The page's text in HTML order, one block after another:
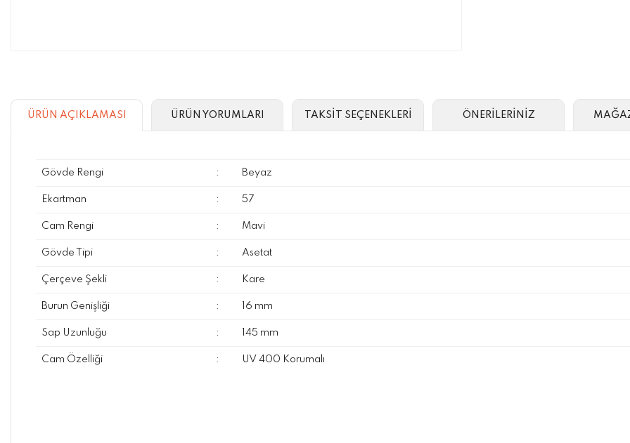
ÜRÜN AÇIKLAMASI ÜRÜN YORUMLARI TAKSİT SEÇENEKLERİ ÖNERİLERİNİZ
Gövde Rengi : Beyaz
Ekartman : 57
Cam Rengi : Mavi
Gövde Tipi : Asetat
Çerçeve Şekli : Kare
Burun Genişliği : 16 mm
Sap Uzunluğu : 145 mm
Cam Özelliği : UV 400 Korumalı